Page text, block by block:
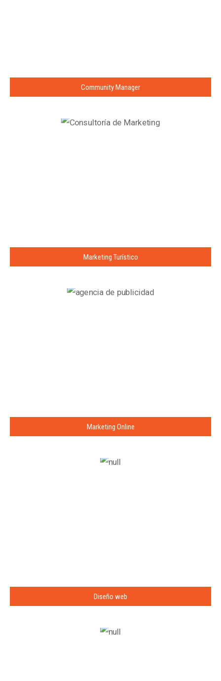
Community Manager
Marketing Turístico
Marketing Online
Diseño web